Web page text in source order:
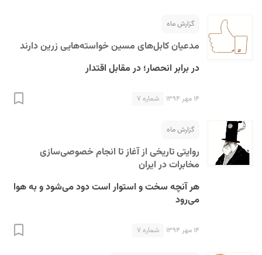
گزارش ماه
مدعیان کابل‌های مسین خواسته‌هایی زرین دارند
در برابر انحصار؛ در مقابل اقتدار
۱۴ مهر ۱۳۹۴ شماره ۷
گزارش ماه
روایتی تاریخی از آغاز تا انجام خصوصی‌سازی
مخابرات در ایران
هر آنچه سخت و استوار است دود می‌شود و به هوا
می‌رود
۱۴ مهر ۱۳۹۴ شماره ۷